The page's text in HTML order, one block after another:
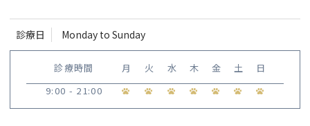
診療日 Monday to Sunday
診療時間 月 火 水 木 金 土
日
9:00 - 21:00